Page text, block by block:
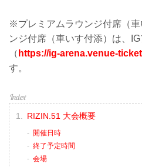
※プレミアムラウンジ付席（
ンジ付席（車いす付添）は、
（ https://ig-arena.venue-
す。
RIZIN.51 大会概要
開催日時
終了予定時間
会場